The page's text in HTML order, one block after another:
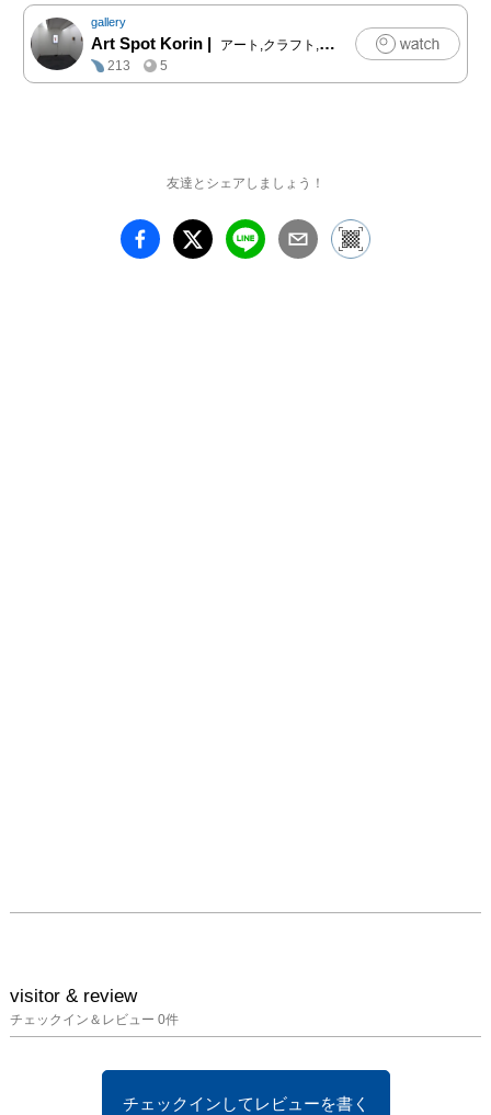
略歴：
美術学部 美術科 油画専
2006.5「山村祐介 + 山本
知佐」nico project ( 東京
)
gallery
Art Spot Korin |
アート,クラフト,ファッション,写真,その他
213
5
友達とシェアしましょう！
visitor & review
チェックイン＆レビュー 0件
チェックインしてレビューを書く